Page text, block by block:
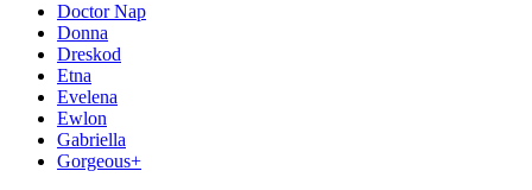
Doctor Nap
Donna
Dreskod
Etna
Evelena
Ewlon
Gabriella
Gorgeous+